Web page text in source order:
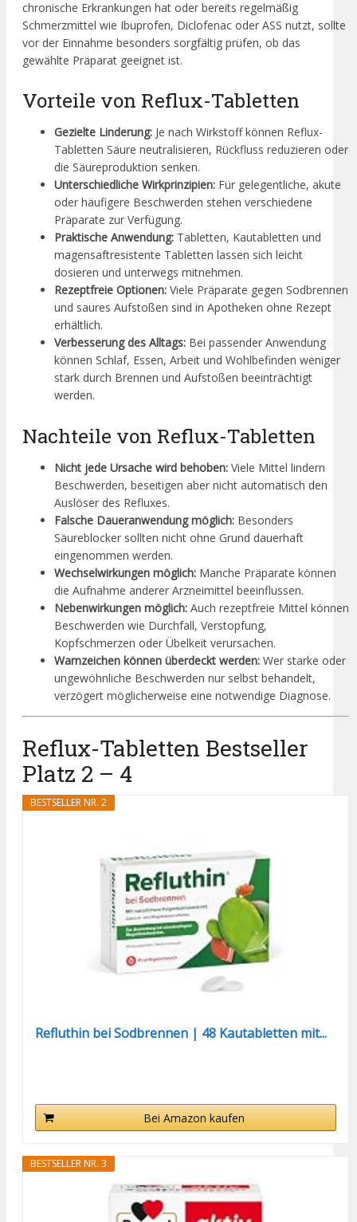
chronische Erkrankungen hat oder bereits regelmäßig
Schmerzmittel wie Ibuprofen, Diclofenac oder ASS nutzt, sollte
vor der Einnahme besonders sorgfältig prüfen, ob das
gewählte Präparat geeignet ist.
Vorteile von Reflux-Tabletten
Gezielte Linderung: Je nach Wirkstoff können Reflux-
Tabletten Säure neutralisieren, Rückfluss reduzieren oder
die Säureproduktion senken.
Unterschiedliche Wirkprinzipien: Für gelegentliche, akute
oder häufigere Beschwerden stehen verschiedene
Präparate zur Verfügung.
Praktische Anwendung: Tabletten, Kautabletten und
magensaftresistente Tabletten lassen sich leicht
dosieren und unterwegs mitnehmen.
Rezeptfreie Optionen: Viele Präparate gegen Sodbrennen
und saures Aufstoßen sind in Apotheken ohne Rezept
erhältlich.
Verbesserung des Alltags: Bei passender Anwendung
können Schlaf, Essen, Arbeit und Wohlbefinden weniger
stark durch Brennen und Aufstoßen beeinträchtigt
werden.
Nachteile von Reflux-Tabletten
Nicht jede Ursache wird behoben: Viele Mittel lindern
Beschwerden, beseitigen aber nicht automatisch den
Auslöser des Refluxes.
Falsche Daueranwendung möglich: Besonders
Säureblocker sollten nicht ohne Grund dauerhaft
eingenommen werden.
Wechselwirkungen möglich: Manche Präparate können
die Aufnahme anderer Arzneimittel beeinflussen.
Nebenwirkungen möglich: Auch rezeptfreie Mittel können
Beschwerden wie Durchfall, Verstopfung,
Kopfschmerzen oder Übelkeit verursachen.
Warnzeichen können überdeckt werden: Wer starke oder
ungewöhnliche Beschwerden nur selbst behandelt,
verzögert möglicherweise eine notwendige Diagnose.
Reflux-Tabletten Bestseller
Platz 2 – 4
BESTSELLER NR. 2
Refluthin bei Sodbrennen | 48 Kautabletten mit...
Bei Amazon kaufen
BESTSELLER NR. 3